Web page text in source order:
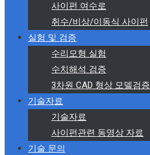
사이펀 여수로
취수/비상/이동식 사이펀
실험 및 검증
수리모형 실험
수치해석 검증
3차원 CAD 형상 모델검증
기술자료
기술자료
사이펀관련 동영상 자료
기술 문의